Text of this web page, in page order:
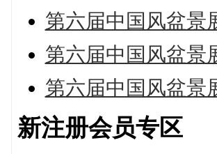
第六届中国风盆景
第六届中国风盆景
第六届中国风盆景
新注册会员专区